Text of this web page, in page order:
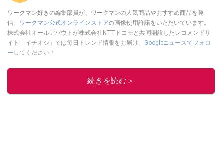
ワークマン好きの編集部員が、ワークマンの人気商品やおすすめ商品を発
信。 ワークマン公式オンラインストアの画像使用許諾をいただいています。
株式会社オールアバウトが株式会社NTTドコモと共同開設したレコメンドサ
イト「イチオシ」では毎日トレンド情報をお届け。 Googleニュースでフォロ
ー してください！
このイチオシストの他の記事を読む
続きを読む＞